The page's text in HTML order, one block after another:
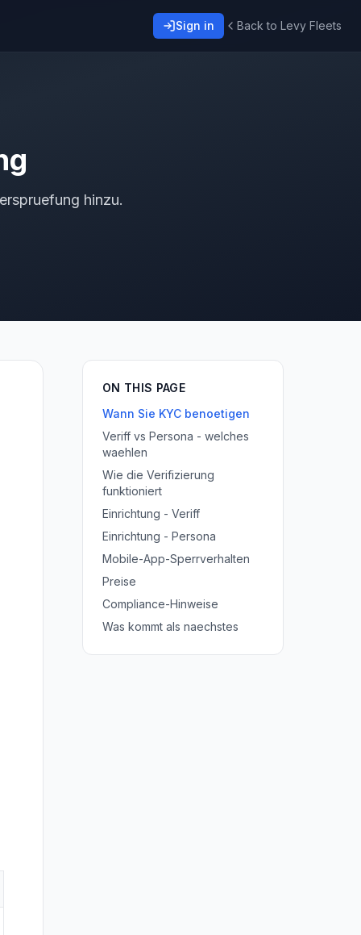
Sign in Back to Levy Fleets
hinzu.
ON THIS PAGE
Wann Sie KYC benoetigen
Veriff vs Persona - welches
waehlen
Wie die Verifizierung
funktioniert
Einrichtung - Veriff
Einrichtung - Persona
Mobile-App-Sperrverhalten
Preise
Compliance-Hinweise
Was kommt als naechstes